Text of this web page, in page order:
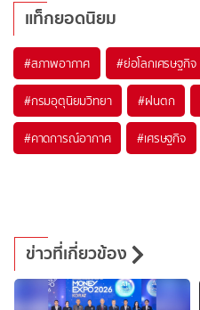
แท็กยอดนิยม
#สภาพอากาศ #ย่อโลกเศรษฐกิจ
#กรมอุตุนิยมวิทยา #ฝนตก
#คาดการณ์อากาศ #เศรษฐกิจ
ข่าวที่เกี่ยวข้อง